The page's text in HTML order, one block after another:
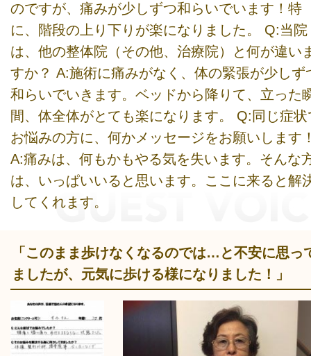
のですが、痛みが少しずつ和らいでいます！特
に、階段の上り下りが楽になりました。 Q:当院
は、他の整体院（その他、治療院）と何が違い
すか？ A:施術に痛みがなく、体の緊張が少しず
和らいでいきます。ベッドから降りて、立った
間、体全体がとても楽になります。 Q:同じ症状
お悩みの方に、何かメッセージをお願いします
A:痛みは、何もかもやる気を失います。そんな
は、いっぱいいると思います。ここに来ると解
してくれます。
「このまま歩けなくなるのでは…と不安に思っ
ましたが、元気に歩ける様になりました！」